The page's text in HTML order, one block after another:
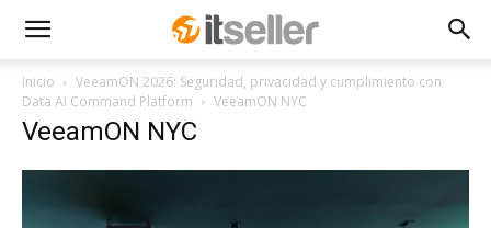
Inicio
VeeamON 2026: Seguridad, privacidad y cumplimiento con
Data AI Command Platform
VeeamON NYC
VeeamON NYC